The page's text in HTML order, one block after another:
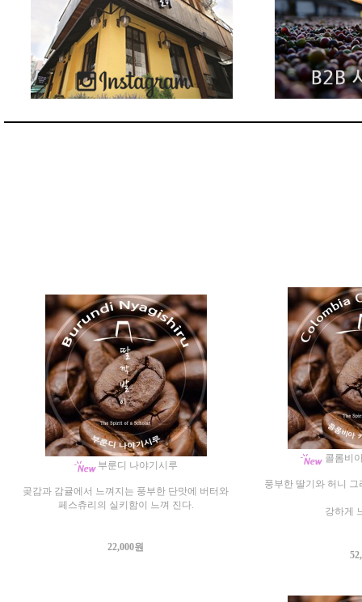
부룬디 나야기시루
곶감과 감귤에서 느껴지는 풍부한 단맛에 버터와
페스츄리의 실키함이 느껴 진다.
22,000원
콜롬비
풍부한 딸기와 허니
강하게